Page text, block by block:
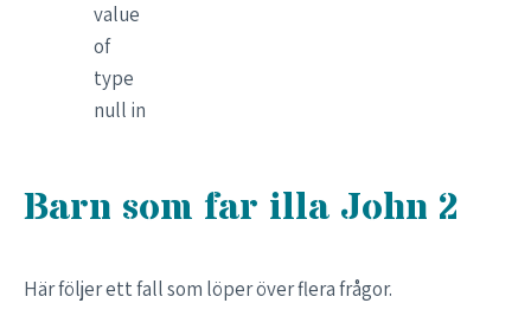
value
of
type
null in
Barn som far illa John 2
Här följer ett fall som löper över flera frågor.